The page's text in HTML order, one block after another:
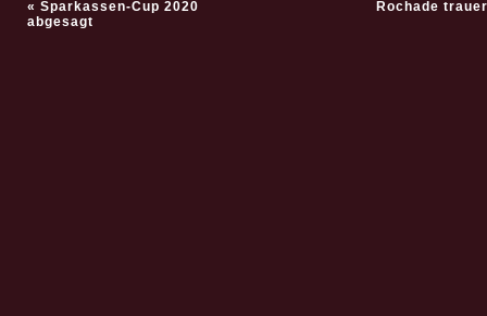
« Sparkassen-Cup 2020
abgesagt
Rochade